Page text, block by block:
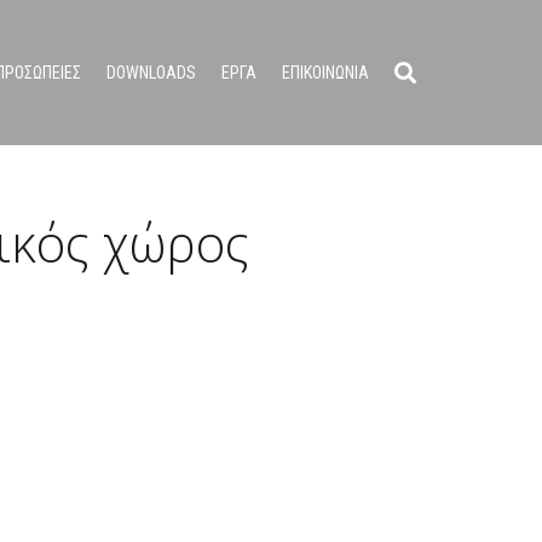
DOWNLOADS ΕΡΓΑ ΕΠΙΚΟΙΝΩΝΙΑ
χώρος